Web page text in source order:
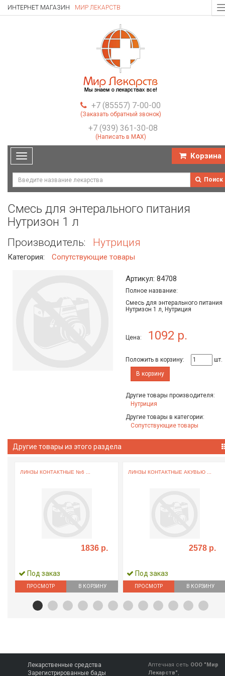
ИНТЕРНЕТ МАГАЗИН МИР ЛЕКАРСТВ
+7 (85557) 7-00-00
(Заказать обратный звонок)
+7 (939) 361-30-08
(Написать в MAX)
Toggle
navigation
Корзина
Поиск
Смесь для энтерального питания
Нутризон 1 л
Производитель: Нутриция
Категория: Сопутствующие товары
Артикул: 84708
Полное название:
Смесь для энтерального питания
Нутризон 1 л, Нутриция
Цена: 1092 р.
Положить в корзину:
шт.
В корзину
Другие товары производителя:
Нутриция
Другие товары в категории:
Сопутствующие товары
Другие товары из этого раздела
ЛИНЗЫ КОНТАКТНЫЕ №6 ...
1836 р.
Под заказ
ПРОСМОТР В КОРЗИНУ
ЛИНЗЫ КОНТАКТНЫЕ АКУВЬЮ ...
2578 р.
Под заказ
ПРОСМОТР В КОРЗИНУ
Лекарственные средства
Зарегистрированные бады
Аптечная сеть ООО "Мир
Лекарств",